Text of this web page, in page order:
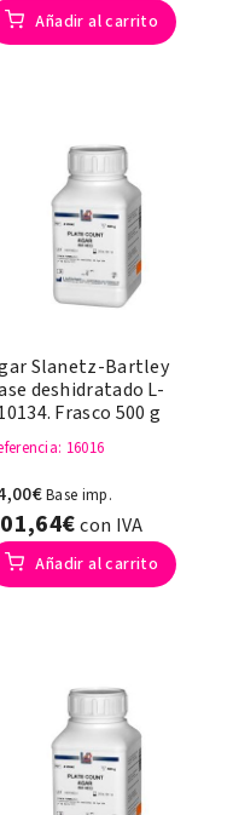
Añadir al carrito
Slanetz-Bartley
deshidratado L-
Frasco 500 g
: 16016
Base imp.
con IVA
Añadir al carrito